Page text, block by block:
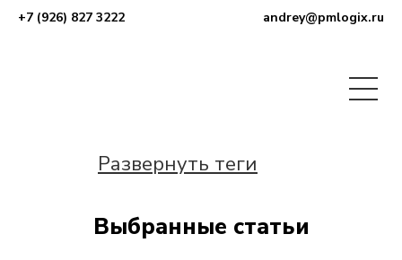
+7 (926) 827 3222 andrey@pmlogix.ru
Развернуть теги
Выбранные статьи